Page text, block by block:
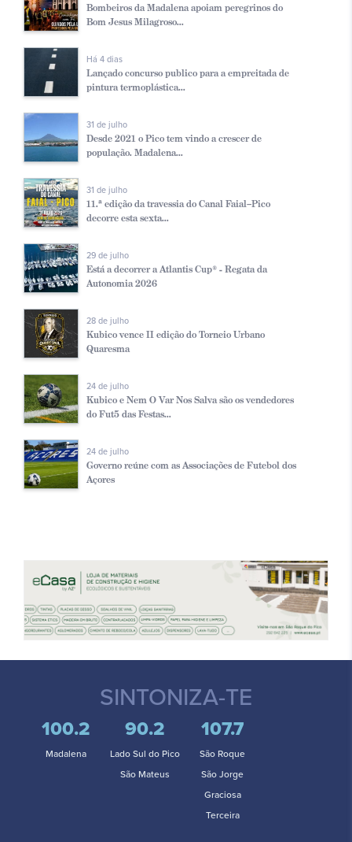
Bombeiros da Madalena apoiam peregrinos do
Bom Jesus Milagroso...
Há 4 dias
Lançado concurso publico para a empreitada de
pintura termoplástica...
31 de julho
Desde 2021 o Pico tem vindo a crescer de
população. Madalena...
31 de julho
11.ª edição da travessia do Canal Faial–Pico
decorre esta sexta...
29 de julho
Está a decorrer a Atlantis Cup® - Regata da
Autonomia 2026
28 de julho
Kubico vence II edição do Torneio Urbano
Quaresma
24 de julho
Kubico e Nem O Var Nos Salva são os vendedores
do Fut5 das Festas...
24 de julho
Governo reúne com as Associações de Futebol dos
Açores
SINTONIZA-TE
100.2
Madalena
90.2
Lado Sul do Pico
São Mateus
107.7
São Roque
São Jorge
Graciosa
Terceira